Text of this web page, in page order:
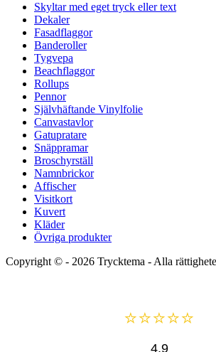
Skyltar med eget tryck eller text
Dekaler
Fasadflaggor
Banderoller
Tygvepa
Beachflaggor
Rollups
Pennor
Självhäftande Vinylfolie
Canvastavlor
Gatupratare
Snäppramar
Broschyrställ
Namnbrickor
Affischer
Visitkort
Kuvert
Kläder
Övriga produkter
Copyright © - 2026 Trycktema - Alla
⭐⭐⭐⭐⭐
4,9